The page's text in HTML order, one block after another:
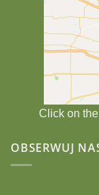
Click on
OBSERWUJ